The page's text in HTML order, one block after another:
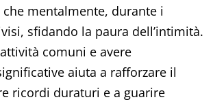
mentalmente, durante i
sfidando la paura dell’intimità.
comuni e avere
aiuta a rafforzare il
ricordi duraturi e a guarire